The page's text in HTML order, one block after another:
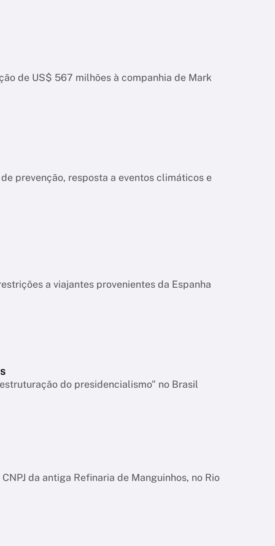
de US$ 567 milhões à companhia de Mark
prevenção, resposta a eventos climáticos e
a viajantes provenientes da Espanha
do presidencialismo" no Brasil
da antiga Refinaria de Manguinhos, no Rio